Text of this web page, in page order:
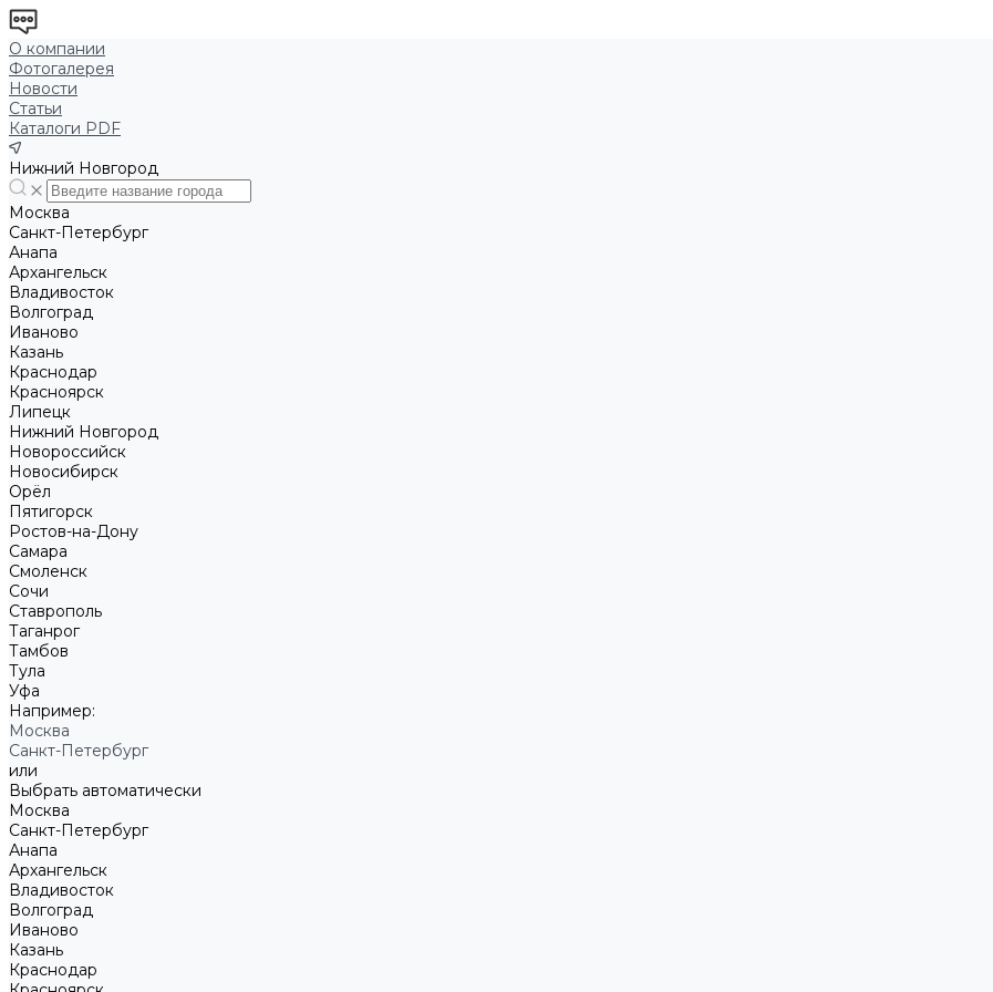
О компании
Фотогалерея
Новости
Статьи
Каталоги PDF
Нижний Новгород
Москва
Санкт-Петербург
Анапа
Архангельск
Владивосток
Волгоград
Иваново
Казань
Краснодар
Красноярск
Липецк
Нижний Новгород
Новороссийск
Новосибирск
Орёл
Пятигорск
Ростов-на-Дону
Самара
Смоленск
Сочи
Ставрополь
Таганрог
Тамбов
Тула
Уфа
Например:
Москва
Санкт-Петербург
или
Выбрать автоматически
Москва
Санкт-Петербург
Анапа
Архангельск
Владивосток
Волгоград
Иваново
Казань
Краснодар